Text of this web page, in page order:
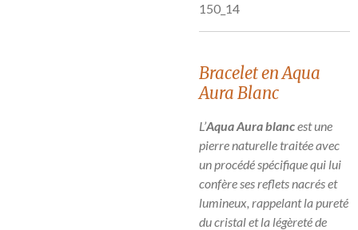
150_14
Bracelet en Aqua
Aura Blanc
L’Aqua Aura blancest une
pierre naturelle traitée avec
un procédé spécifique qui lui
confère ses reflets nacrés et
lumineux, rappelant la pureté
du cristal et la légèreté de